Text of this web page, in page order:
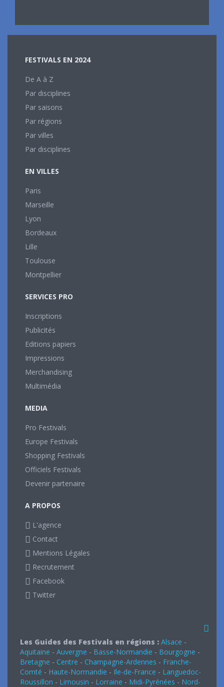
FESTIVALS EN 2024
De A à Z
Par disciplines
Par saisons
Par régions
Par villes
Par disciplines
EN VILLES
Paris
Marseille
Lyon
Bordeaux
Lille
Toulouse
Montpellier
SERVICES PRO
Inscriptions
Publicités
Editions papiers
Impressions
Merchandising
Multimédia
MEDIA
Pro Festivals
Europe Festivals
Shopping Festivals
Officiels Festivals
Devenir partenaire
A PROPOS
L'agence
Contact
Mentions Légales
Recrutement
Facebook
Twitter
Les Guides des Festivals en régions : Alsace -
Aquitaine - Auvergne - Basse-Normandie - Bourgogne -
Bretagne - Centre - Champagne-Ardennes - Franche-
Comté - Haute-Normandie - Ile-de-France - Languedoc-
Roussillon - Limousin - Lorraine - Midi-Pyrénées - Nord-